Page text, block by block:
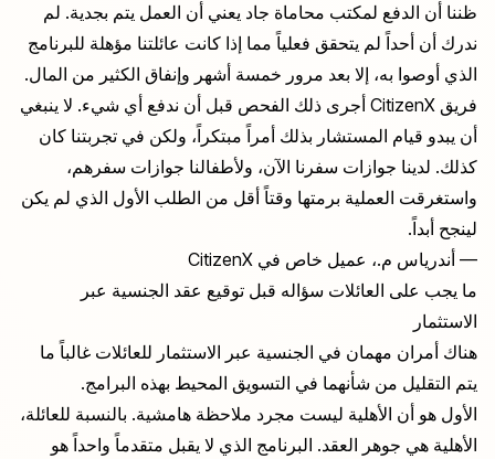
ظننا أن الدفع لمكتب محاماة جاد يعني أن العمل يتم بجدية. لم
ندرك أن أحداً لم يتحقق فعلياً مما إذا كانت عائلتنا مؤهلة للبرنامج
الذي أوصوا به، إلا بعد مرور خمسة أشهر وإنفاق الكثير من المال.
فريق CitizenX أجرى ذلك الفحص قبل أن ندفع أي شيء. لا ينبغي
أن يبدو قيام المستشار بذلك أمراً مبتكراً، ولكن في تجربتنا كان
كذلك. لدينا جوازات سفرنا الآن، ولأطفالنا جوازات سفرهم،
واستغرقت العملية برمتها وقتاً أقل من الطلب الأول الذي لم يكن
لينجح أبداً.
— أندرياس م.، عميل خاص في CitizenX
ما يجب على العائلات سؤاله قبل توقيع عقد الجنسية عبر
الاستثمار
هناك أمران مهمان في الجنسية عبر الاستثمار للعائلات غالباً ما
يتم التقليل من شأنهما في التسويق المحيط بهذه البرامج.
الأول هو أن الأهلية ليست مجرد ملاحظة هامشية. بالنسبة للعائلة،
الأهلية هي جوهر العقد. البرنامج الذي لا يقبل متقدماً واحداً هو